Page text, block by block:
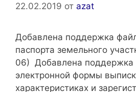
22.02.2019 от azat
Добавлена поддержка
паспорта земельного
06) Добавлена поддержка
электронной формы
характеристиках и